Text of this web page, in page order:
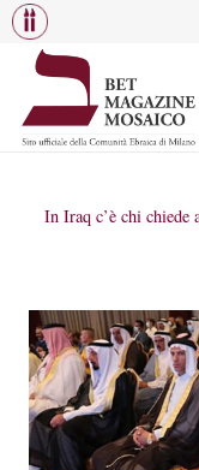
In Iraq c’è chi chiede